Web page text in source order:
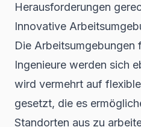
Herausforderungen
Innovative
Die
Ingenieure werden sich
wird vermehrt auf
gesetzt, die es
Standorten aus zu